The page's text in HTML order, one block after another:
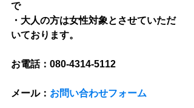
で
・大人の方は女性対象とさせていただ
いております。
お電話：080-4314-5112
メール： お問い合わせフォーム